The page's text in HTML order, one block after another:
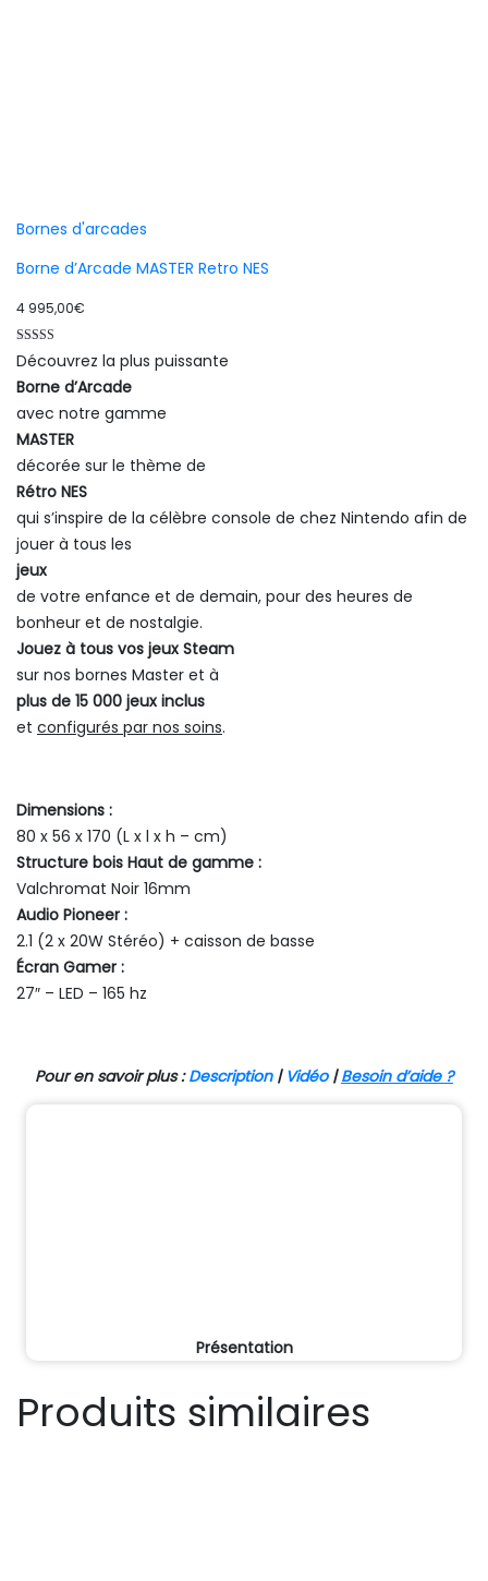
Bornes d'arcades
Borne d’Arcade MASTER Retro NES
4 995,00€
Note
5.00
sur 5
Découvrez la plus puissante
Borne d’Arcade
avec notre gamme
MASTER
décorée sur le thème de
Rétro NES
qui s’inspire de la célèbre console de chez Nintendo afin de
jouer à tous les
jeux
de votre enfance et de demain, pour des heures de
bonheur et de nostalgie.
Jouez à tous vos jeux Steam
sur nos bornes Master et à
plus de 15 000 jeux inclus
et configurés par nos soins.
Dimensions :
80 x 56 x 170 (L x l x h – cm)
Structure bois Haut de gamme :
Valchromat Noir 16mm
Audio Pioneer :
2.1 (2 x 20W Stéréo) + caisson de basse
Écran Gamer :
27″ – LED – 165 hz
Pour en savoir plus :Description| Vidéo|Besoin d’aide ?
Présentation
Produits similaires